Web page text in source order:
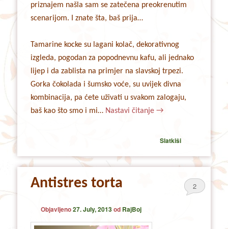
priznajem našla sam se zatečena preokrenutim
scenarijom. I znate šta, baš prija…
Tamarine kocke su lagani kolač, dekorativnog
izgleda, pogodan za popodnevnu kafu, ali jednako
lijep i da zablista na primjer na slavskoj trpezi.
Gorka čokolada i šumsko voće, su uvijek divna
kombinacija, pa ćete uživati u svakom zalogaju,
baš kao što smo i mi… Nastavi čitanje→
Slatkiši
Antistres torta
Objavljeno27. July, 2013od RajBoj
2